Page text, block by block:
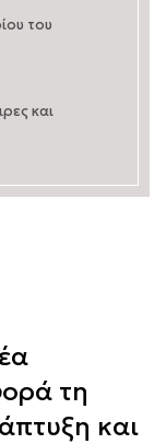
του
και
τη
και